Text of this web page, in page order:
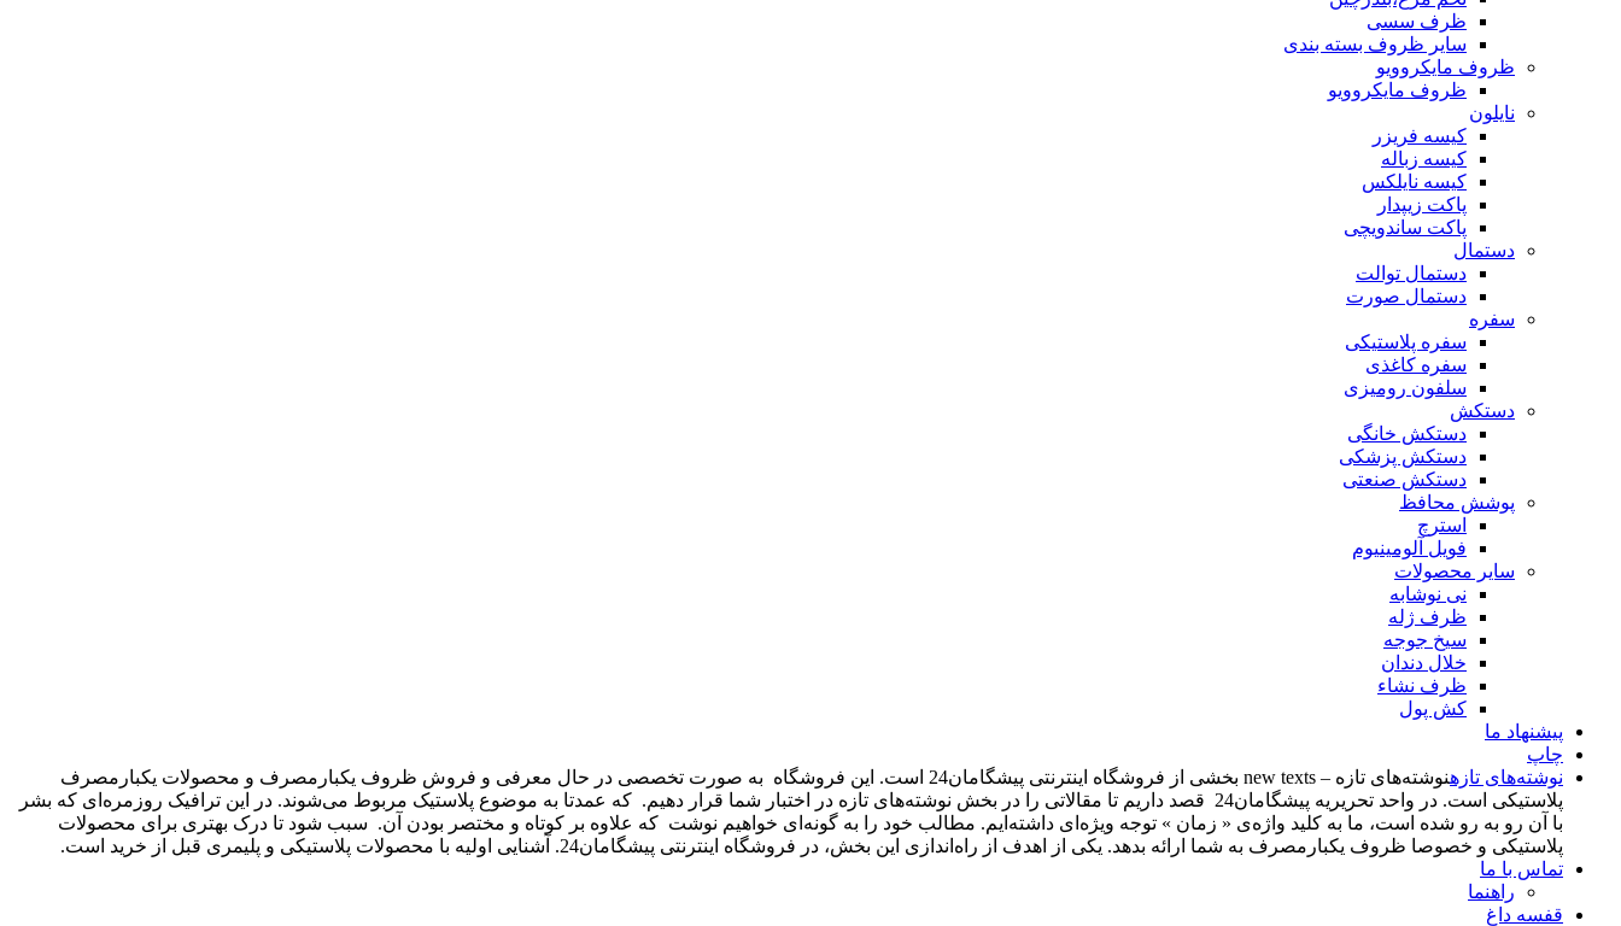
ظرف سسی
سایر ظروف بسته بندی
ظروف مایکروویو
ظروف مایکروویو
نایلون
کیسه فریزر
کیسه زباله
کیسه نایلکس
پاکت زیپدار
پاکت ساندویچی
دستمال
دستمال توالت
دستمال صورت
سفره
سفره پلاستیکی
سفره کاغذی
سلفون رومیزی
دستکش
دستکش خانگی
دستکش پزشکی
دستکش صنعتی
پوشش محافظ
استرچ
فویل آلومینیوم
سایر محصولات
نی نوشابه
ظرف ژله
سیخ جوجه
خلال دندان
ظرف نشاء
کش پول
پیشنهاد ما
چاپ
نوشته‌های تازه
نوشته‌های تازه – new texts بخشی از فروشگاه اینترنتی پیشگامان24 است. این فروشگاه به صورت تخصصی در حال معرفی و فروش ظروف یکبارمصرف و محصولات یکبارمصرف
پلاستیکی است. در واحد تحریریه پیشگامان24 قصد داریم تا مقالاتی را در بخش نوشته‌های تازه در اختبار شما قرار دهیم. که عمدتا به موضوع پلاستیک مربوط می‌شوند. در این ترافیک روزمره‌ای که بشر
با آن رو به رو شده است، ما به کلید واژه‌ی « زمان » توجه ویژه‌ای داشته‌ایم. مطالب خود را به گونه‌ای خواهیم نوشت که علاوه بر کوتاه و مختصر بودن آن. سبب شود تا درک بهتری برای محصولات
پلاستیکی و خصوصا ظروف یکبارمصرف به شما ارائه بدهد. یکی از اهدف از راه‌اندازی این بخش، در فروشگاه اینترنتی پیشگامان24. آشنایی اولیه با محصولات پلاستیکی و پلیمری قبل از خرید است.
تماس با ما
راهنما
قفسه داغ